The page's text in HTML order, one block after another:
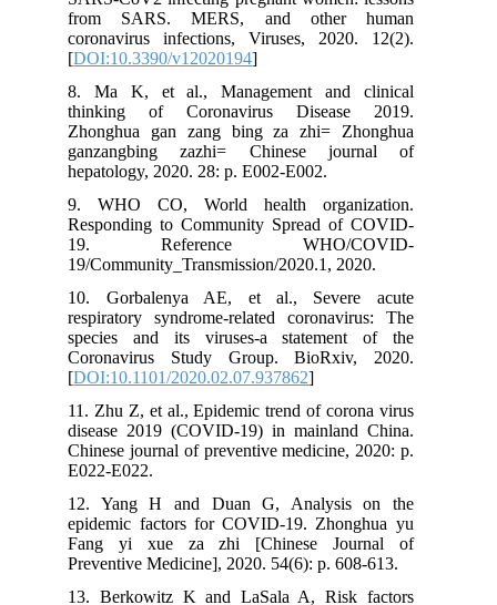
from SARS. MERS, and other human
coronavirus infections, Viruses, 2020. 12(2).
[DOI:10.3390/v12020194
8. Ma K, et al., Management and clinical
thinking of Coronavirus Disease 2019.
Zhonghua gan zang bing za zhi= Zhonghua
ganzangbing zazhi= Chinese journal of
hepatology, 2020. 28: p. E002-E002.
9. WHO CO, World health organization.
Responding to Community Spread of COVID-
19. Reference WHO/COVID-
19/Community_Transmission/2020.1, 2020.
10. Gorbalenya AE, et al., Severe acute
respiratory syndrome-related coronavirus: The
species and its viruses-a statement of the
Coronavirus Study Group. BioRxiv, 2020.
[DOI:10.1101/2020.02.07.937862
11. Zhu Z, et al., Epidemic trend of corona virus
disease 2019 (COVID-19) in mainland China.
Chinese journal of preventive medicine, 2020: p.
E022-E022.
12. Yang H and Duan G, Analysis on the
epidemic factors for COVID-19. Zhonghua yu
Fang yi xue za zhi [Chinese Journal of
Preventive Medicine], 2020. 54(6): p. 608-613.
13. Berkowitz K and LaSala A, Risk factors